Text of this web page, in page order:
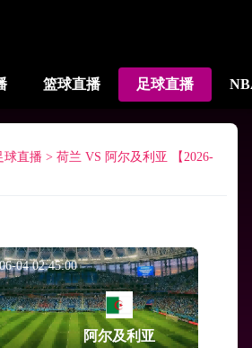
篮球直播 足球直播
球直播 > 荷兰 VS 阿尔及利亚 【2026-
04 02:45:00
阿尔及利亚